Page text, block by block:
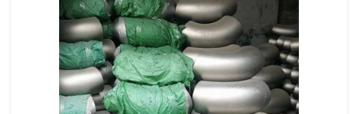
不锈钢封头 不锈钢法兰
不锈钢阀门 不锈钢槽钢
不锈钢扁钢